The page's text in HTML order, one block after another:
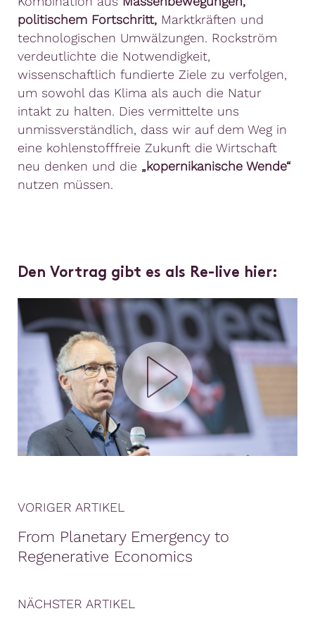
politischem Fortschritt, Marktkräften und
technologischen Umwälzungen. Rockström
verdeutlichte die Notwendigkeit,
wissenschaftlich fundierte Ziele zu verfolgen,
um sowohl das Klima als auch die Natur
intakt zu halten. Dies vermittelte uns
unmissverständlich, dass wir auf dem Weg in
eine kohlenstofffreie Zukunft die Wirtschaft
neu denken und die „kopernikanische Wende“
nutzen müssen.
Den Vortrag gibt es als Re-live hier:
VORIGER ARTIKEL
From Planetary Emergency to
Regenerative Economics
NÄCHSTER ARTIKEL